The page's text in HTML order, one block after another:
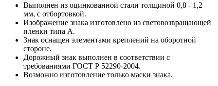
Выполнен из оцинкованной стали толщиной 0,8 - 1,2
мм, с отбортовкой.
Изображение знака изготовлено из световозвращающей
пленки типа А.
Знак оснащен элементами креплений на оборотной
стороне.
Дорожный знак выполнен в соответствии с
требованиями ГОСТ Р 52290-2004.
Возможно изготовление только маски знака.